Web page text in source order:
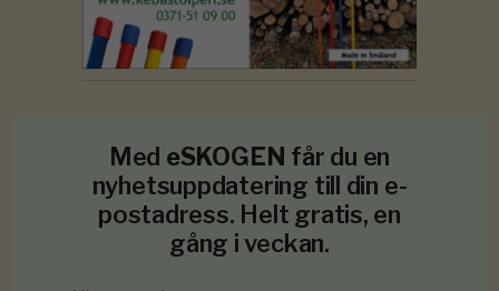
Med eSKOGEN får du en
nyhetsuppdatering till din e-
postadress. Helt gratis, en
gång i veckan.